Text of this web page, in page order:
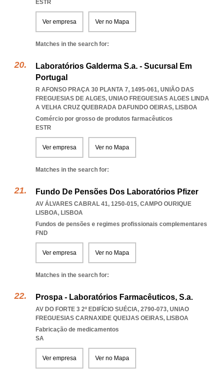
ESTR
Ver empresa Ver no Mapa
Matches in the search for:
Laboratórios Galderma S.a. - Sucursal Em
Portugal
R AFONSO PRAÇA 30 PLANTA 7, 1495-061, UNIÃO DAS
FREGUESIAS DE ALGES, UNIAO FREGUESIAS ALGES LINDA
A VELHA CRUZ QUEBRADA DAFUNDO OEIRAS, LISBOA
Comércio por grosso de produtos farmacêuticos
ESTR
Ver empresa Ver no Mapa
Matches in the search for:
Fundo De Pensões Dos Laboratórios Pfizer
AV ÁLVARES CABRAL 41, 1250-015, CAMPO OURIQUE
LISBOA, LISBOA
Fundos de pensões e regimes profissionais complementares
FND
Ver empresa Ver no Mapa
Matches in the search for:
Prospa - Laboratórios Farmacêuticos, S.a.
AV DO FORTE 3 2º EDIFÍCIO SUÉCIA, 2790-073, UNIAO
FREGUESIAS CARNAXIDE QUEIJAS OEIRAS, LISBOA
Fabricação de medicamentos
SA
Ver empresa Ver no Mapa